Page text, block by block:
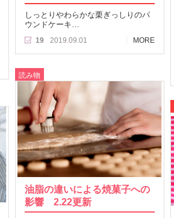
しっとりやわらかな栗ぎっしりのパ
ウンドケーキ…
19 2019.09.01 MORE
読み物
油脂の違いによる焼菓子への
影響 2.22更新